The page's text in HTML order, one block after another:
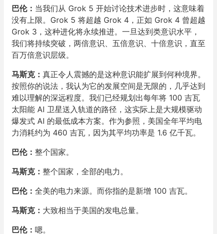
巴伦： 当我们从 Grok 5 开始讨论技术进步时，这意味着
没有上限。Grok 5 将超越 Grok 4，正如 Grok 4 曾超越
Grok 3，这种进化将永续推进。一旦达到类意识水平，
我们将持续突破，两倍意识、五倍意识、十倍意识，直至
百万倍意识层级。
马斯克： 真正令人震撼的是这种意识能扩展到何种境界。
按照你的说法，我认为它的发展空间是无限的，几乎达到
难以理解的深远程度。我们已经规划出每年将 100 吉瓦
太阳能 AI 卫星送入轨道的路径，这实际上是大规模驱动
爆发式 AI 的最低成本方案。作为参照，美国全年平均电
力消耗约为 460 吉瓦，因为其平均功率是 1.6 亿千瓦。
巴伦： 整个国家。
马斯克： 整个国家，全部的电力。
巴伦： 全美的电力来源。而你指的是新增 100 吉瓦。
马斯克： 大致相当于美国的发电总量。
巴伦： 嗯。